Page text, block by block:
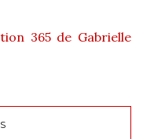
365 de Gabrielle